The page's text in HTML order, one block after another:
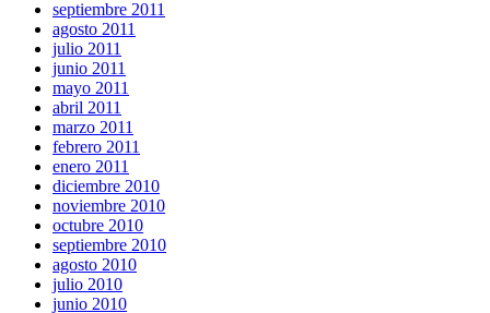
septiembre 2011
agosto 2011
julio 2011
junio 2011
mayo 2011
abril 2011
marzo 2011
febrero 2011
enero 2011
diciembre 2010
noviembre 2010
octubre 2010
septiembre 2010
agosto 2010
julio 2010
junio 2010